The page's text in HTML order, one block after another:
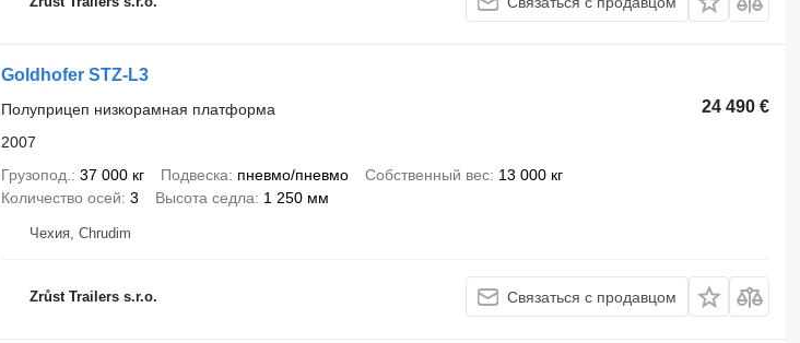
Goldhofer STZ-L3
24 490 €
Полуприцеп низкорамная платформа
2007
Грузопод.
37 000 кг Подвеска пневмо/пневмо Собственный вес 13 000 кг
Количество осей 3 Высота седла 1 250 мм
Чехия, Chrudim
Zrůst Trailers s.r.o. Связаться с продавцом